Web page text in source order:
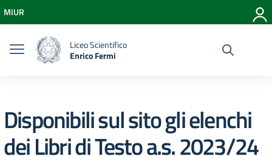
Vai al menu di navigazione
Vai al footer
MIUR
Liceo Scientifico
Enrico Fermi
Disponibili sul sito gli elenchi
dei Libri di Testo a.s. 2023/24